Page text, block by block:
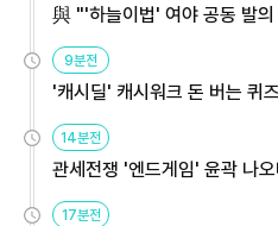
與 "'하늘이법' 여야 공동 발
9분전
'캐시딜' 캐시워크 돈 버는 퀴
14분전
관세전쟁 '엔드게임' 윤곽 나
용해야
17분전